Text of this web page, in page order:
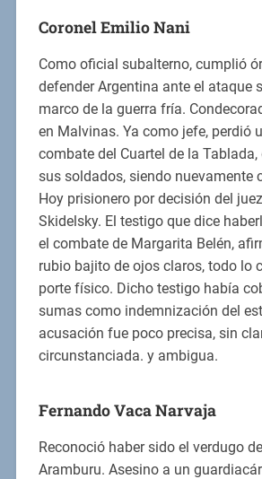
Coronel Emilio Nani
Como oficial subalterno, cumplió
defender Argentina ante el ataque
marco de la guerra fría.
en Malvinas. Ya como jefe, perdió
combate del Cuartel de la
sus soldados, siendo nuevamente
Hoy prisionero por decisión del
Skidelsky. El testigo que dice
el combate de Margarita Belén,
rubio bajito de ojos claros, todo lo
porte físico. Dicho testigo había
sumas como indemnización del
acusación fue poco precisa, sin
circunstanciada. y ambigua.
Fernando Vaca Narvaja
Reconoció haber sido el verdugo
Aramburu. Asesino a un